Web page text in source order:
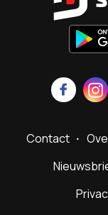
Contact